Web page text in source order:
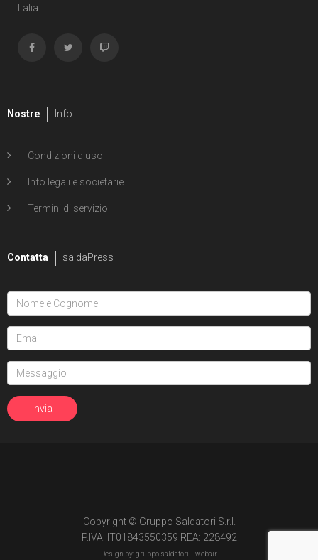
Italia
Nostre Info
Condizioni d'uso
Info legali e societarie
Termini di servizio
Contatta saldaPress
Copyright © Gruppo Saldatori S.r.l.
P.IVA: IT01843550359 REA: 228492
Design by: gruppo saldatori +webair